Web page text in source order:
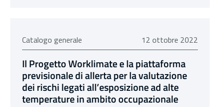
Catalogo generale 12 ottobre 2022
12 ottobre 2022
Il Progetto Worklimate e la piattaforma
previsionale di allerta per la valutazione
dei rischi legati all’esposizione ad alte
temperature in ambito occupazionale